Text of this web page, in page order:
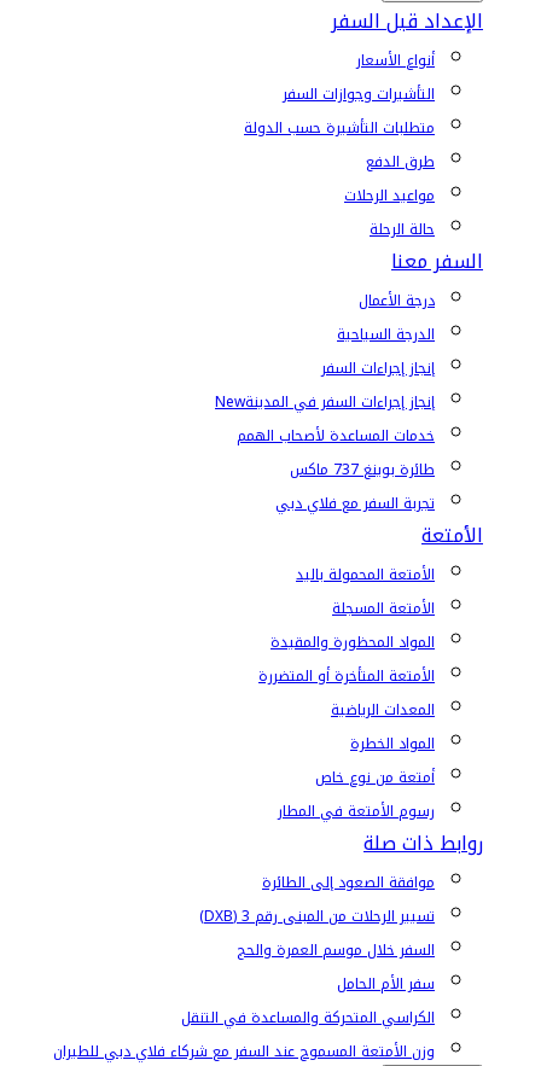
الإعداد قبل السفر
أنواع الأسعار
التأشيرات وجوازات السفر
متطلبات التأشيرة حسب الدولة
طرق الدفع
مواعيد الرحلات
حالة الرحلة
السفر معنا
درجة الأعمال
الدرجة السياحية
إنجاز إجراءات السفر
إنجاز إجراءات السفر في المدينةNew
خدمات المساعدة لأصحاب الهمم
طائرة بوينغ 737 ماكس
تجربة السفر مع فلاي دبي
الأمتعة
الأمتعة المحمولة باليد
الأمتعة المسجلة
المواد المحظورة والمقيدة
الأمتعة المتأخرة أو المتضررة
المعدات الرياضية
المواد الخطرة
أمتعة من نوع خاص
رسوم الأمتعة في المطار
روابط ذات صلة
موافقة الصعود إلى الطائرة
تسيير الرحلات من المبنى رقم 3 (DXB)
السفر خلال موسم العمرة والحج
سفر الأم الحامل
الكراسي المتحركة والمساعدة في التنقل
وزن الأمتعة المسموح عند السفر مع شركاء فلاي دبي للطيران